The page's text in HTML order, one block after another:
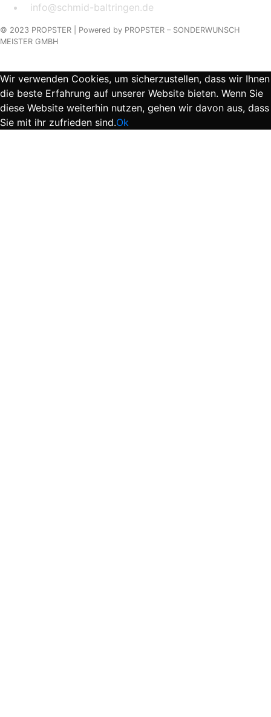
info@schmid-baltringen.de
© 2023 PROPSTER | Powered by PROPSTER – SONDERWUNSCH
MEISTER GMBH
Wir verwenden Cookies, um sicherzustellen, dass wir Ihnen
die beste Erfahrung auf unserer Website bieten. Wenn Sie
diese Website weiterhin nutzen, gehen wir davon aus, dass
Sie mit ihr zufrieden sind.Ok